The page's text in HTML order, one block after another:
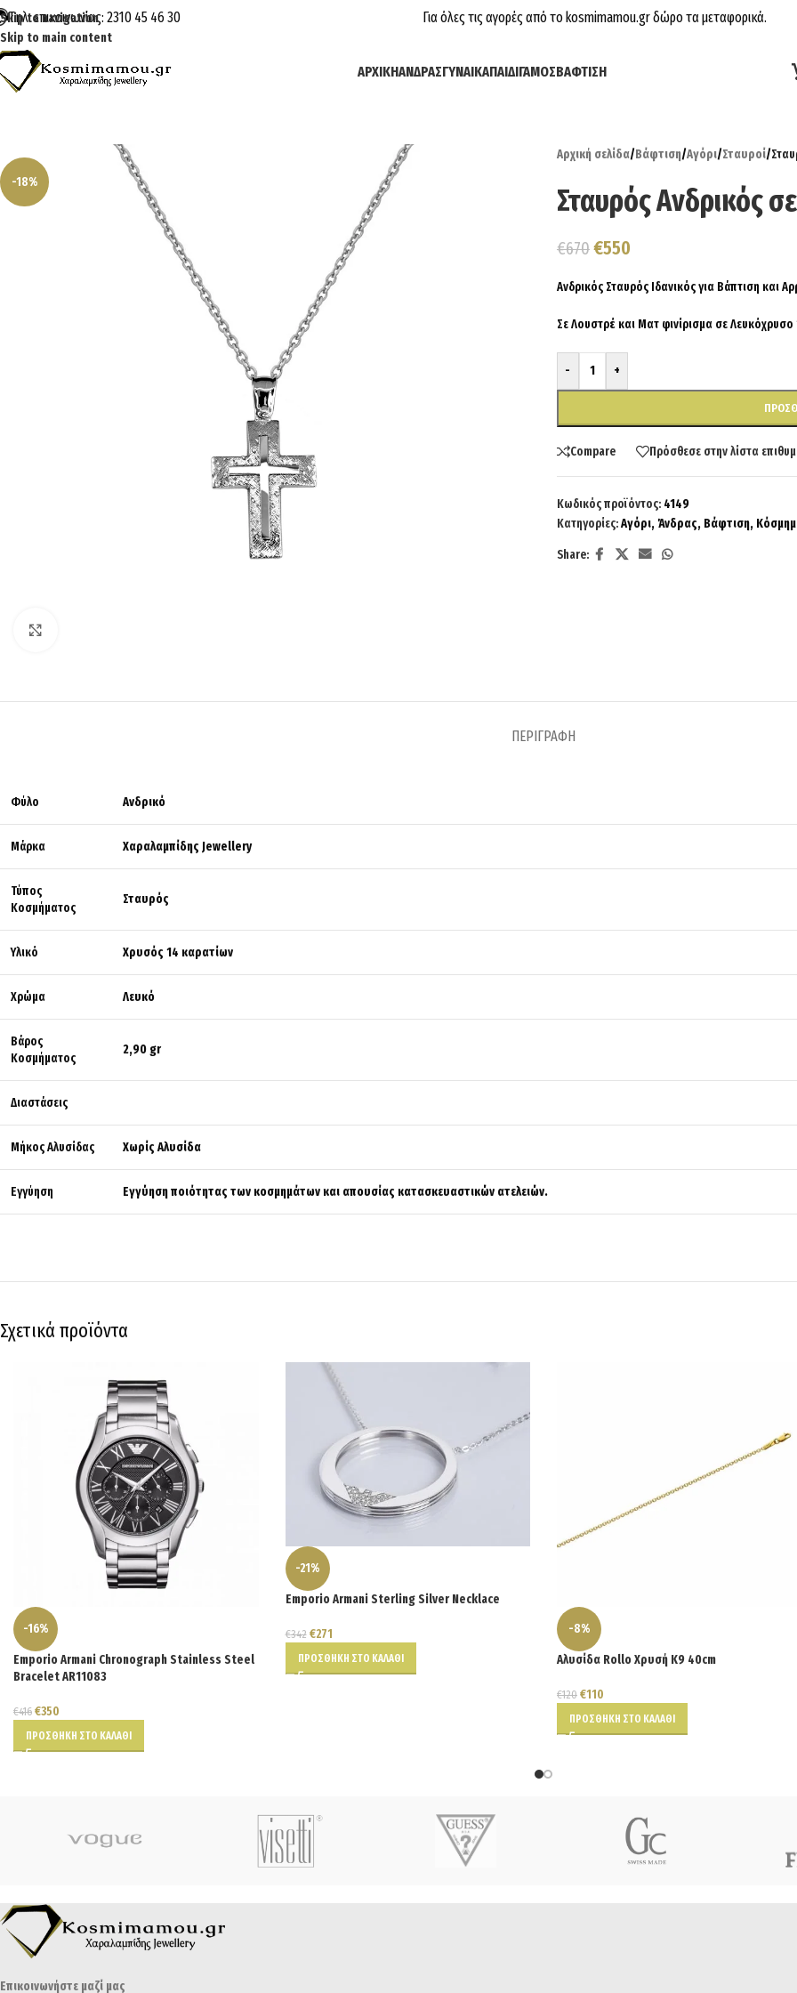
Skip to navigation
Skip to main content
Τηλ. επικοινωνίας: 2310 45 46 30 Για όλες τις αγορές από το kosmimamou.gr δώρο τα μεταφορικά.
ΑΡΧΙΚΉΆΝΔΡΑΣΓΥΝΑΊΚΑΠΑΙΔΊΓΆΜΟΣΒΆΦΤΙΣΗ
-18%
Αρχική σελίδα/Βάφτιση/Αγόρι/Σταυροί/
Σταυρός Ανδρικός
€670€550
Ανδρικός Σταυρός Ιδανικός για Βάπτιση και
Σε Λουστρέ και Ματ φινίρισμα σε
- +
Compare Πρόσθεσε στην λίστα
Κωδικός προϊόντος: 4149
Κατηγορίες:Αγόρι, Άνδρας, Βάφτιση,
Share:
ΠΕΡΙΓΡΑΦΉ
Φύλο Ανδρικό
Μάρκα Χαραλαμπίδης Jewellery
Τύπος
Κοσμήματος
Σταυρός
Υλικό Χρυσός 14 καρατίων
Χρώμα Λευκό
Βάρος
Κοσμήματος
2,90 gr
Διαστάσεις
Μήκος Αλυσίδας Χωρίς Αλυσίδα
Εγγύηση Εγγύηση ποιότητας των κοσμημάτων και απουσίας κατασκευαστικών ατελειών.
Σχετικά προϊόντα
-16%
Emporio Armani Chronograph Stainless Steel
Bracelet AR11083
€416 €350
ΠΡΟΣΘΉΚΗ ΣΤΟ ΚΑΛΆΘΙ
-21%
Emporio Armani Sterling Silver Necklace
€342 €271
ΠΡΟΣΘΉΚΗ ΣΤΟ ΚΑΛΆΘΙ
-8%
Αλυσίδα Rollo Χρυσή Κ9 40cm
€120 €110
ΠΡΟΣΘΉΚΗ ΣΤΟ ΚΑΛΆΘΙ
Επικοινωνήστε μαζί μας